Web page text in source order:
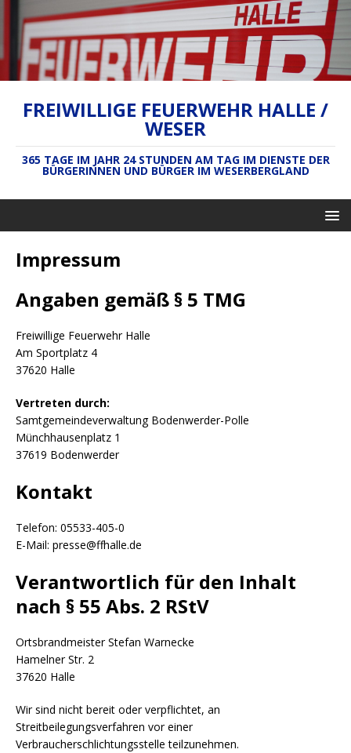
FREIWILLIGE FEUERWEHR HALLE /
WESER
365 TAGE IM JAHR 24 STUNDEN AM TAG IM DIENSTE DER
BÜRGERINNEN UND BÜRGER IM WESERBERGLAND
Impressum
Angaben gemäß § 5 TMG
Freiwillige Feuerwehr Halle
Am Sportplatz 4
37620 Halle
Vertreten durch:
Samtgemeindeverwaltung Bodenwerder-Polle
Münchhausenplatz 1
37619 Bodenwerder
Kontakt
Telefon: 05533-405-0
E-Mail: presse@ffhalle.de
Verantwortlich für den Inhalt
nach § 55 Abs. 2 RStV
Ortsbrandmeister Stefan Warnecke
Hamelner Str. 2
37620 Halle
Wir sind nicht bereit oder verpflichtet, an
Streitbeilegungsverfahren vor einer
Verbraucherschlichtungsstelle teilzunehmen.